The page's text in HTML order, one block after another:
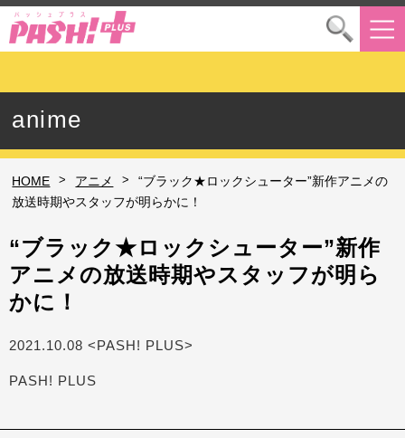
anime
HOME > アニメ >
“ブラック★ロックシューター”新作アニメの
放送時期やスタッフが明らかに！
“ブラック★ロックシューター”新作
アニメの放送時期やスタッフが明ら
かに！
2021.10.08 <PASH! PLUS>
PASH! PLUS